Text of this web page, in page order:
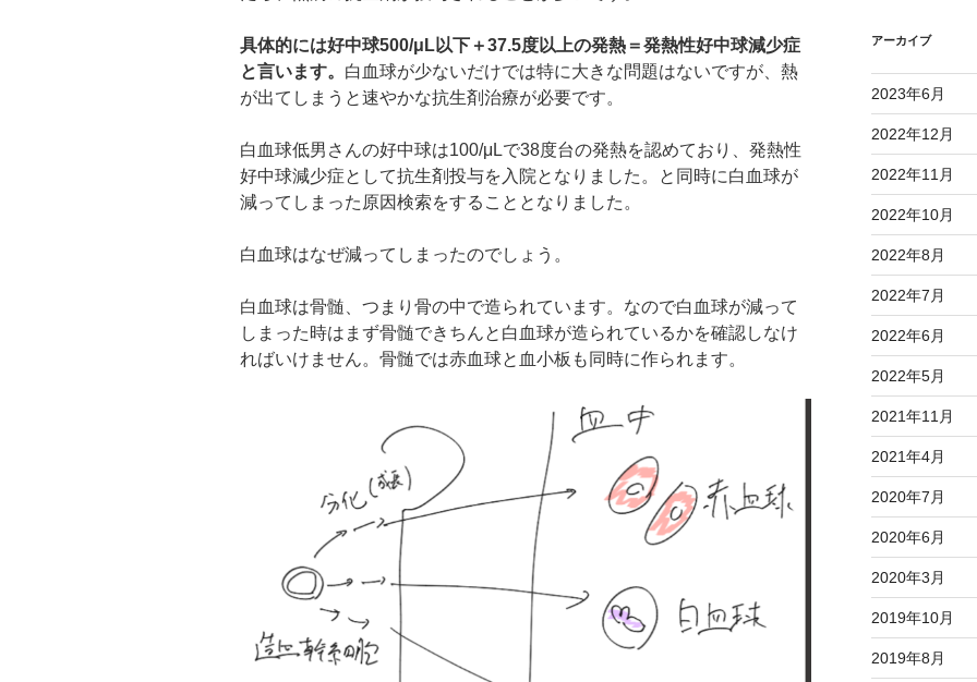
具体的には好中球500/μL以下＋37.5度以上の発熱＝発熱性好中球減少症
と言います。 白血球が少ないだけでは特に大きな問題はないですが、熱
が出てしまうと速やかな抗生剤治療が必要です。
白血球低男さんの好中球は100/μLで38度台の発熱を認めており、発熱性
好中球減少症として抗生剤投与を入院となりました。と同時に白血球が
減ってしまった原因検索をすることとなりました。
白血球はなぜ減ってしまったのでしょう。
白血球は骨髄、つまり骨の中で造られています。なので白血球が減って
しまった時はまず骨髄できちんと白血球が造られているかを確認しなけ
ればいけません。骨髄では赤血球と血小板も同時に作られます。
アーカイブ
2023年6月
2022年12月
2022年11月
2022年10月
2022年8月
2022年7月
2022年6月
2022年5月
2021年11月
2021年4月
2020年7月
2020年6月
2020年3月
2019年10月
2019年8月